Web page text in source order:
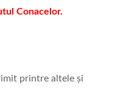
Conacelor.
printre altele și